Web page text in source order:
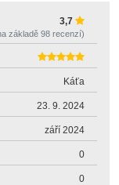
3,7
základě 98 recenzí)
Káťa
23. 9. 2024
září 2024
0
0